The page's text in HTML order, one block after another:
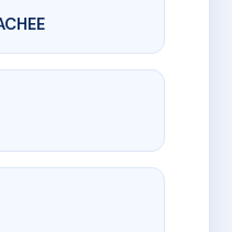
26 JOUVENET